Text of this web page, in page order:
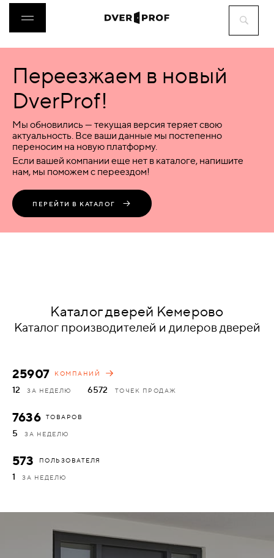
ДВЕРИ
ФУРНИТУРА
ВОРОТА
ПЕРЕГОРОДКИ
КОМПЛЕКТУЮЩИЕ
"УМНЫЙ
ДОМ"
ИНТЕРЕСНЫЕ
СТАТЬИ
Переезжаем в новый
DverProf!
Мы обновились — текущая версия теряет свою
актуальность. Все ваши данные мы постепенно
переносим на новую платформу.
Если вашей компании еще нет в каталоге, напишите
нам, мы поможем с переездом!
ПЕРЕЙТИ В КАТАЛОГ
Каталог дверей Кемерово
Каталог производителей и дилеров дверей
25907 КОМПАНИЙ
12 ЗА НЕДЕЛЮ 6572 ТОЧЕК ПРОДАЖ
7636 ТОВАРОВ
5 ЗА НЕДЕЛЮ
573 ПОЛЬЗОВАТЕЛЯ
1 ЗА НЕДЕЛЮ